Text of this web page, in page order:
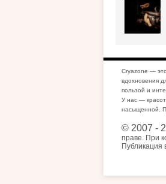
Cryazone —
вдохновения
пользой и
У нас —
насыщенной.
© 2007 -
праве. При
Публикация